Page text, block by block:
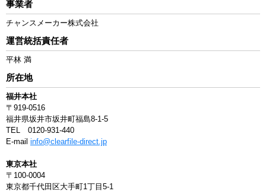
事業者
チャンスメーカー株式会社
運営統括責任者
平林 満
所在地
福井本社
〒919-0516
福井県坂井市坂井町福島8-1-5
TEL 0120-931-440
E-mail info@clearfile-direct.jp
東京本社
〒100-0004
東京都千代田区大手町1丁目5-1